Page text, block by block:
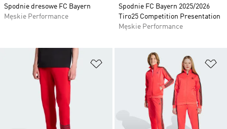
Spodnie dresowe FC Bayern
Męskie Performance
Spodnie FC Bayern 2025/2026
Tiro25 Competition Presentation
Męskie Performance
Dodaj do listy życzeń